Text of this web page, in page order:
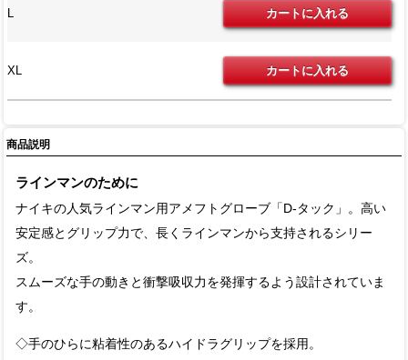
L
XL
商品説明
ラインマンのために
ナイキの人気ラインマン用アメフトグローブ「D-タック」。高い
安定感とグリップ力で、長くラインマンから支持されるシリー
ズ。
スムーズな手の動きと衝撃吸収力を発揮するよう設計されていま
す。
◇手のひらに粘着性のあるハイドラグリップを採用。